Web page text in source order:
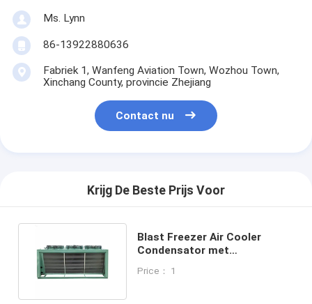
Ms. Lynn
86-13922880636
Fabriek 1, Wanfeng Aviation Town, Wozhou Town,
Xinchang County, provincie Zhejiang
Contact nu
Krijg De Beste Prijs Voor
Blast Freezer Air Cooler
Condensator met
Koeling
Price： 1